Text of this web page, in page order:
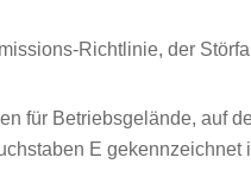
Richtlinie, der
für Betriebsgelände, auf
E gekennzeichnet